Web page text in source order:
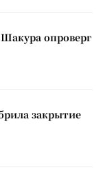
опроверг
закрытие